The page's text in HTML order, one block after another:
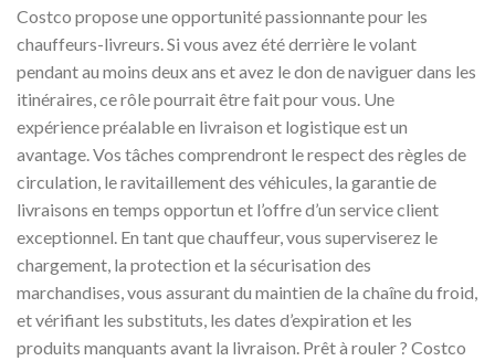
Costco propose une opportunité passionnante pour les
chauffeurs-livreurs. Si vous avez été derrière le volant
pendant au moins deux ans et avez le don de naviguer dans les
itinéraires, ce rôle pourrait être fait pour vous. Une
expérience préalable en livraison et logistique est un
avantage. Vos tâches comprendront le respect des règles de
circulation, le ravitaillement des véhicules, la garantie de
livraisons en temps opportun et l’offre d’un service client
exceptionnel. En tant que chauffeur, vous superviserez le
chargement, la protection et la sécurisation des
marchandises, vous assurant du maintien de la chaîne du froid,
et vérifiant les substituts, les dates d’expiration et les
produits manquants avant la livraison. Prêt à rouler ? Costco